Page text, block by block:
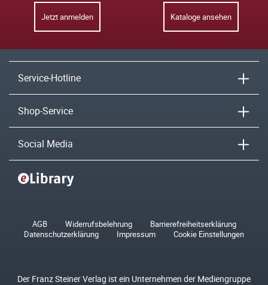
Jetzt anmelden Kataloge ansehen
Service-Hotline
Shop-Service
Social Media
AGB Widerrufsbelehrung
Barrierefreiheitserklärung
Datenschutzerklärung
Impressum Cookie Einstellungen
Der Franz Steiner Verlag ist ein Unternehmen der Mediengruppe